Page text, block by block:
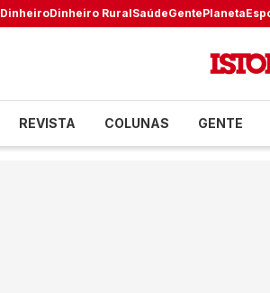
DinheiroDinheiro RuralSaúdeGentePlaneta
REVISTA COLUNAS GENTE